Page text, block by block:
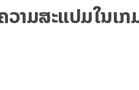
ມສະແປມໃນເກ